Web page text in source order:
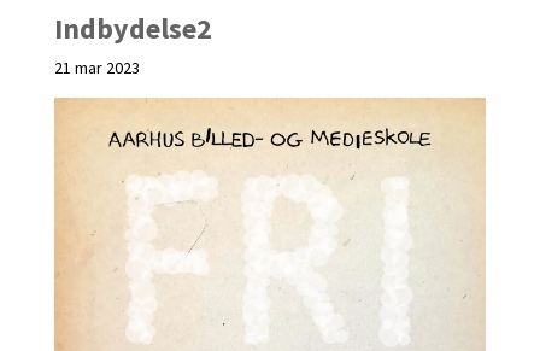
Indbydelse2
21 mar 2023